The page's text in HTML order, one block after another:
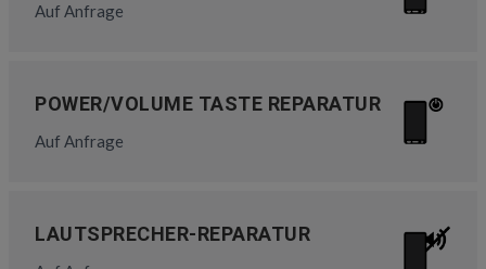
Auf Anfrage
POWER/VOLUME TASTE REPARATUR
Auf Anfrage
LAUTSPRECHER-REPARATUR